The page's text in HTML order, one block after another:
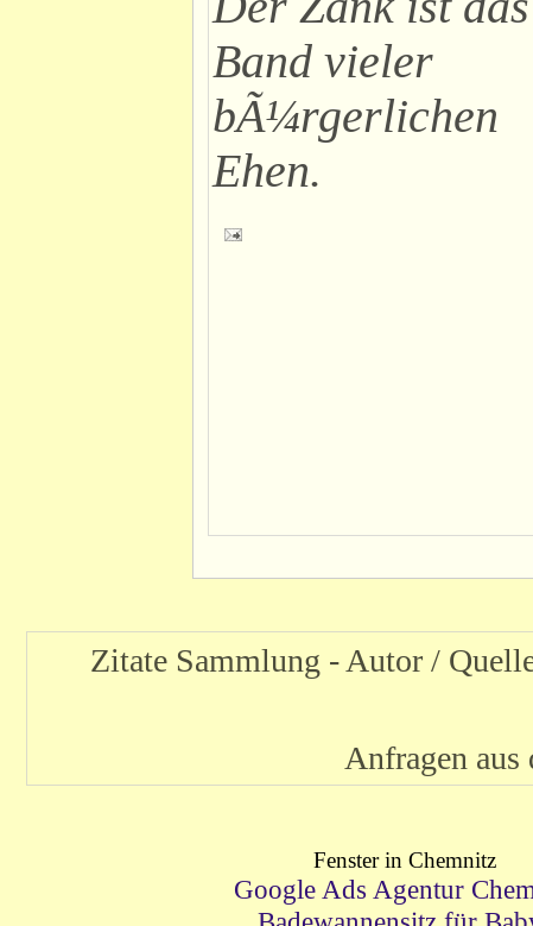
Band vieler
bÃ¼rgerlichen
Ehen.
Zitate Sammlung - Autor /
Anfragen
Fenster in Chemnitz
Google Ads Agentur